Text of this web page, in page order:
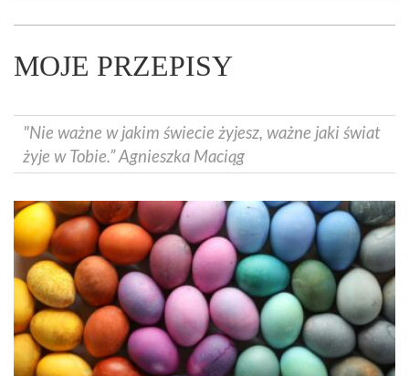
MOJE PRZEPISY
"Nie ważne w jakim świecie żyjesz, ważne jaki świat
żyje w Tobie.” Agnieszka Maciąg